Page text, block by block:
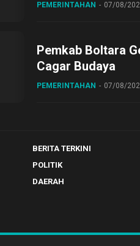
PEMERINTAHAN 07/08/
Pemkab Boltara
Cagar Budaya
PEMERINTAHAN 07/08/
BERITA TERKINI
POLITIK
DAERAH